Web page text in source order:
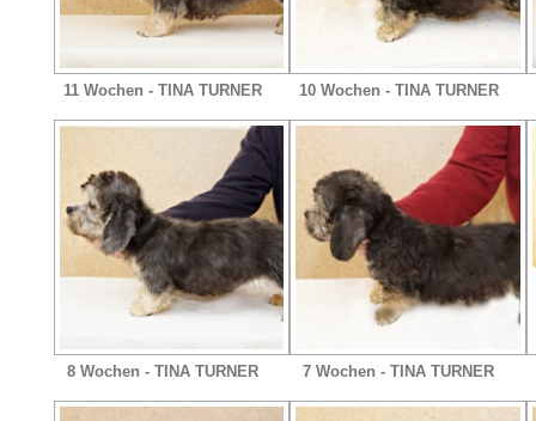
11 Wochen - TINA TURNER 10 Wochen - TINA TURNER
8 Wochen - TINA TURNER 7 Wochen - TINA TURNER